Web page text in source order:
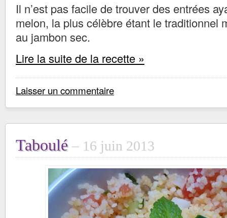
Il n’est pas facile de trouver des entrées
melon, la plus célèbre étant le traditionnel
au jambon sec.
Lire la suite de la recette »
Laisser un commentaire
Taboulé 16 juin 2013